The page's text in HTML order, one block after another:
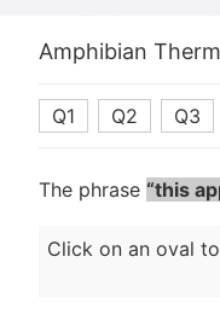
Amphibian
Q1 Q2 Q3
The phrase “this
Click on an oval